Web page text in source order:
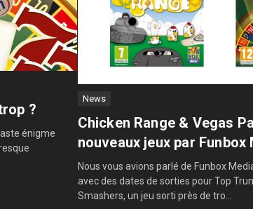
?
énigme
News
Chicken Range & Vegas
nouveaux jeux par Funbox
Nous vous avions parlé de Funbox
avec des dates de sorties pour Top
Smashers, un jeu sorti près de tro...